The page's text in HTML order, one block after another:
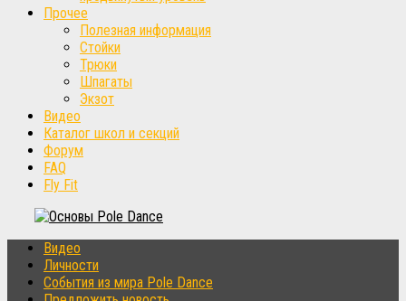
Прочее
Полезная информация
Стойки
Трюки
Шпагаты
Экзот
Видео
Каталог школ и секций
Форум
FAQ
Fly Fit
Видео
Личности
События из мира Pole Dance